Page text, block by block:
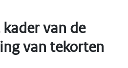
van de
van tekorten